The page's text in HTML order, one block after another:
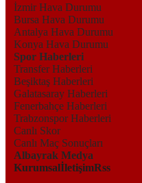
İzmir Hava Durumu
Bursa Hava Durumu
Antalya Hava Durumu
Konya Hava Durumu
Spor Haberleri
Transfer Haberleri
Beşiktaş Haberleri
Galatasaray Haberleri
Fenerbahçe Haberleri
Trabzonspor Haberleri
Canlı Skor
Canlı Maç Sonuçları
Albayrak Medya
KurumsalİletişimRss